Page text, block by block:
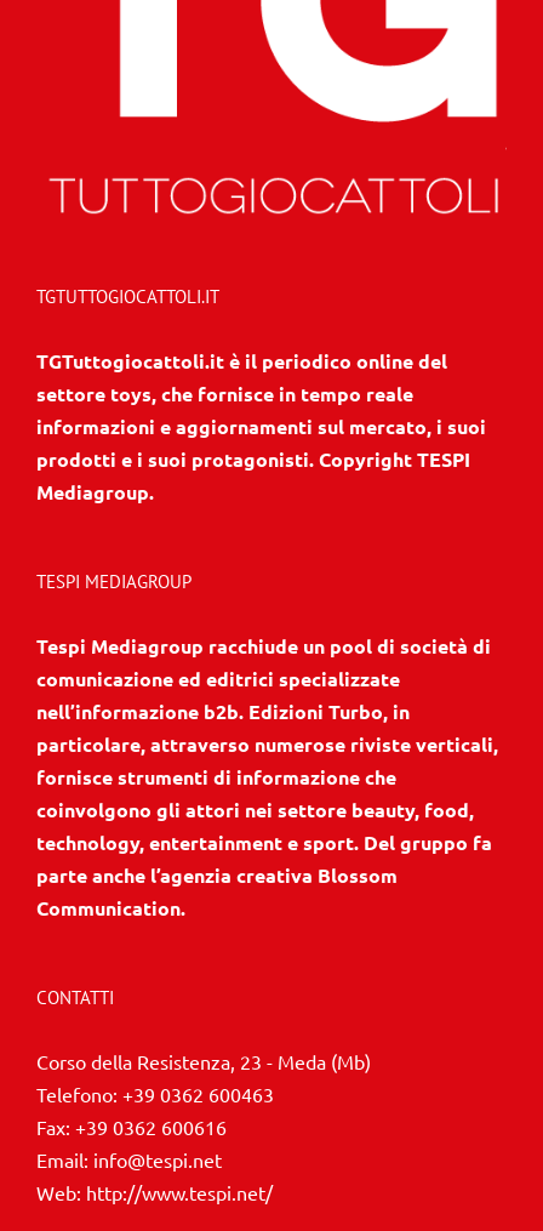
TGTUTTOGIOCATTOLI.IT
TGTuttogiocattoli.it è il periodico online del
settore toys, che fornisce in tempo reale
informazioni e aggiornamenti sul mercato, i suoi
prodotti e i suoi protagonisti. Copyright TESPI
Mediagroup.
TESPI MEDIAGROUP
Tespi Mediagroup racchiude un pool di società di
comunicazione ed editrici specializzate
nell’informazione b2b. Edizioni Turbo, in
particolare, attraverso numerose riviste verticali,
fornisce strumenti di informazione che
coinvolgono gli attori nei settore beauty, food,
technology, entertainment e sport. Del gruppo fa
parte anche l’agenzia creativa Blossom
Communication.
CONTATTI
Corso della Resistenza, 23 - Meda (Mb)
Telefono: +39 0362 600463
Fax: +39 0362 600616
Email: info@tespi.net
Web: http://www.tespi.net/